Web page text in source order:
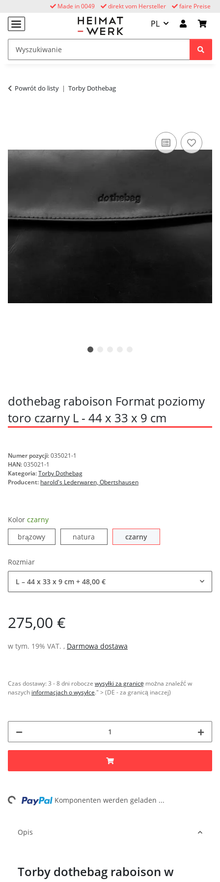
faire Preise
direkt vom Hersteller
Made in 0049
PL
Powrót do listy Torby Dothebag
dothebag raboison Format poziomy
toro czarny L - 44 x 33 x 9 cm
Numer pozycji:035021-1
HAN:035021-1
Kategoria:Torby Dothebag
Producent: harold's Lederwaren, Obertshausen
Kolor czarny
brązowybrązowy natura czarnyczarny
Rozmiar
L – 44 x 33 x 9 cm + 48,00 €
275,00 €
w tym. 19% VAT. , Darmowa dostawa
Czas dostawy:3 - 8 dni robocze wysyłki za granicę można znaleźć w
naszych informacjach o wysyłce." > (DE - za granicą inaczej)
Komponenten werden geladen ...
Opis
Torby dothebag raboison w